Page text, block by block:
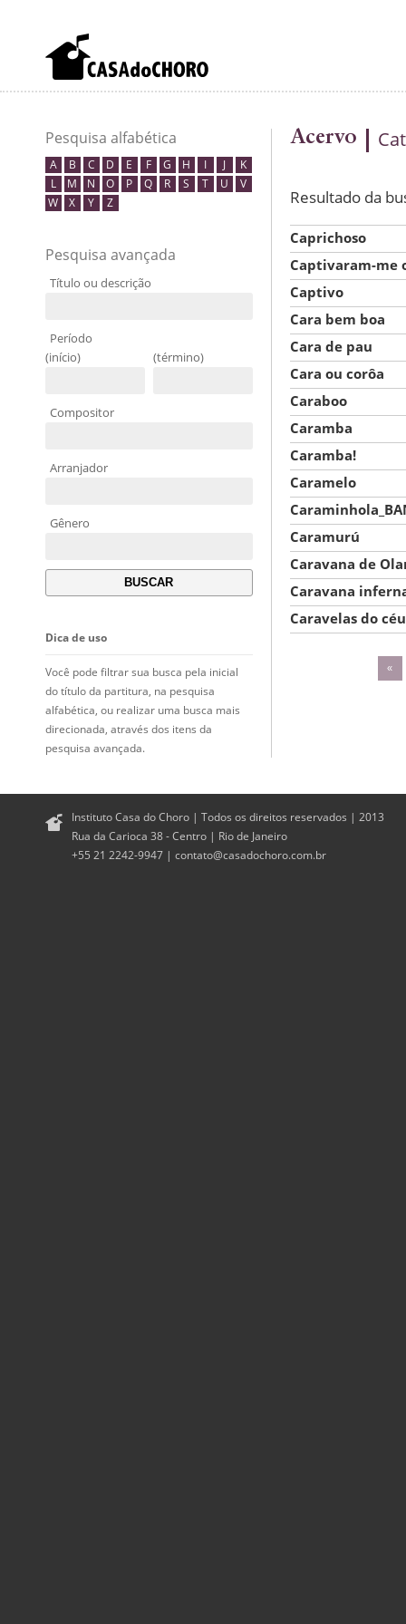
Pesquisa alfabética
A B C D E F G H I J
K
L
M N O P Q R S T U
V
W
X Y Z
Pesquisa avançada
Título ou descrição
Período
(início)
(término)
Compositor
Arranjador
Gênero
Dica de uso
Você pode filtrar sua busca pela inicial
do título da partitura, na pesquisa
alfabética, ou realizar uma busca mais
direcionada, através dos itens da
pesquisa avançada.
Acervo
Resultado da
Caprichoso
Captivaram-me
Captivo
Cara bem boa
Cara de pau
Cara ou corôa
Caraboo
Caramba
Caramba!
Caramelo
Caramurú
Caravana de
Caravana
Caravelas do céu
«
Instituto Casa do Choro | Todos os direitos reservados | 2013
Rua da Carioca 38 - Centro | Rio de Janeiro
+55 21 2242-9947 | contato@casadochoro.com.br